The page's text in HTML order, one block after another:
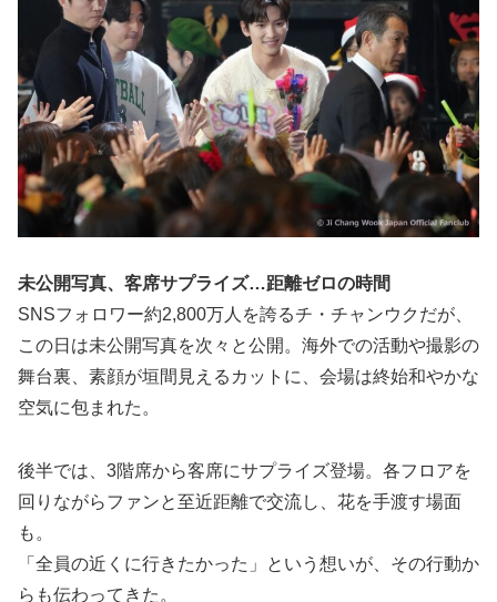
未公開写真、客席サプライズ…距離ゼロの時間
SNSフォロワー約2,800万人を誇るチ・チャンウクだが、
この日は未公開写真を次々と公開。海外での活動や撮影の
舞台裏、素顔が垣間見えるカットに、会場は終始和やかな
空気に包まれた。
後半では、3階席から客席にサプライズ登場。各フロアを
回りながらファンと至近距離で交流し、花を手渡す場面
も。
「全員の近くに行きたかった」という想いが、その行動か
らも伝わってきた。